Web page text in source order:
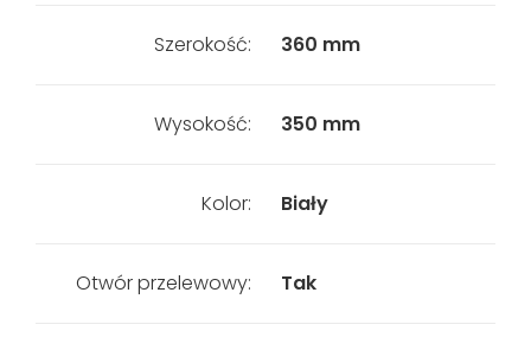
Szerokość: 360 mm
Wysokość: 350 mm
Kolor: Biały
Otwór przelewowy: Tak